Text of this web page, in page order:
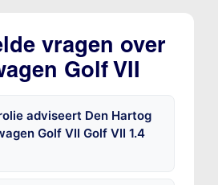
vragen over
Golf VII
adviseert Den Hartog
Golf VII Golf VII 1.4